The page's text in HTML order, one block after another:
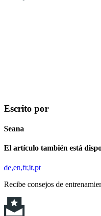
Escrito por
Seana
El artículo también está
de en fr it pt
Recibe consejos de